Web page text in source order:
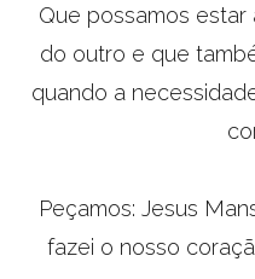
Que possamos
do outro e que
quando a
Peçamos: Jesus
fazei o nosso